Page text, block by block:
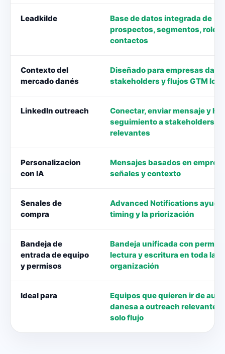
Leadkilde
Base de datos integrada de
prospectos, segmentos, roles
contactos
Contexto del
mercado danés
Diseñado para empresas
stakeholders y flujos GTM
LinkedIn outreach
Conectar, enviar mensaje y
seguimiento a stakeholders
relevantes
Personalizacion
con IA
Mensajes basados en
señales y contexto
Senales de
compra
Advanced Notifications ayuda
timing y la priorización
Bandeja de
entrada de equipo
y permisos
Bandeja unificada con
lectura y escritura en toda la
organización
Ideal para
Equipos que quieren ir de
danesa a outreach relevante
solo flujo